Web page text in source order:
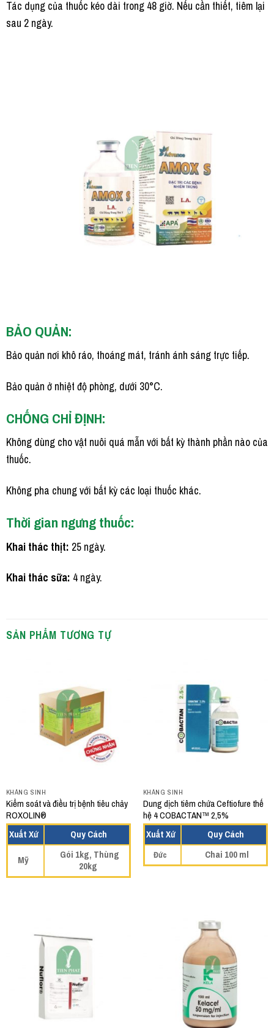
Tác dụng của thuốc kéo dài trong 48 giờ. Nếu cần thiết, tiêm lại
sau 2 ngày.
BẢO QUẢN:
Bảo quản nơi khô ráo, thoáng mát, tránh ánh sáng trực tiếp.
Bảo quản ở nhiệt độ phòng, dưới 30°C.
CHỐNG CHỈ ĐỊNH:
Không dùng cho vật nuôi quá mẫn với bất kỳ thành phần nào của
thuốc.
Không pha chung với bất kỳ các loại thuốc khác.
Thời gian ngưng thuốc:
Khai thác thịt: 25 ngày.
Khai thác sữa: 4 ngày.
SẢN PHẨM TƯƠNG TỰ
KHÁNG SINH
Kiểm soát và điều trị bệnh tiêu chảy
ROXOLIN®
Xuất Xứ
Quy Cách
Mỹ
Gói 1kg, Thùng
20kg
KHÁNG SINH
Dung dịch tiêm chứa Ceftiofure thế
hệ 4 COBACTAN™ 2,5%
Xuất Xứ
Quy Cách
Đức Chai 100 ml